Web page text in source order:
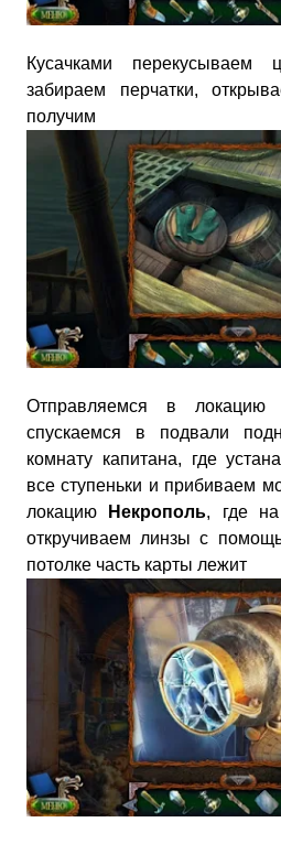
Кусачками
забираем перчатки,
получим
Отправляемся в локацию
спускаемся в подвали
комнату капитана, где
все ступеньки и прибиваем
локацию
Некрополь, где
откручиваем линзы с
потолке часть карты лежит